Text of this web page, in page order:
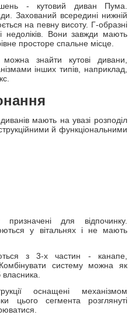
- кутовий диван Пума.
Захований всередині нижній
на певну висоту. Г-образні
недоліків. Вони завжди мають
просторе спальне місце.
знайти кутові дивани,
інших типів, наприклад,
мають на увазі розподіл
й функціональними
для відпочинку.
у вітальнях і не мають
з 3-х частин - канапе,
систему можна як
оснащені механізмом
цього сегмента розглянуті